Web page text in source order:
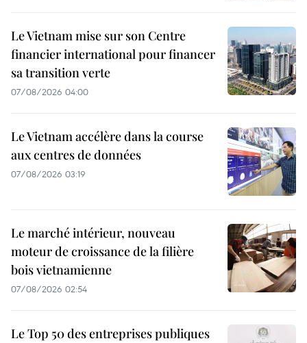
Le Vietnam mise sur son Centre
financier international pour financer
sa transition verte
07/08/2026 04:00
Le Vietnam accélère dans la course
aux centres de données
07/08/2026 03:19
Le marché intérieur, nouveau
moteur de croissance de la filière
bois vietnamienne
07/08/2026 02:54
Le Top 50 des entreprises publiques